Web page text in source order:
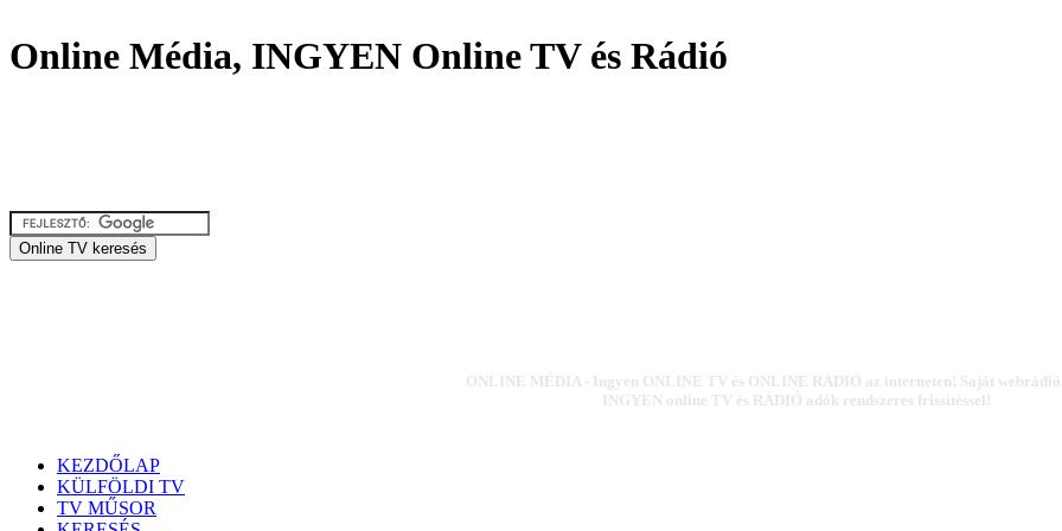
Online Média, INGYEN Online TV és Rádió
ONLINE MÉDIA - Ingyen ONLINE TV és ONLINE RÁDIÓ az interneten! Saját webrádió
INGYEN online TV és RÁDIÓ adók rendszeres frissítéssel!
KEZDŐLAP
KÜLFÖLDI TV
TV MŰSOR